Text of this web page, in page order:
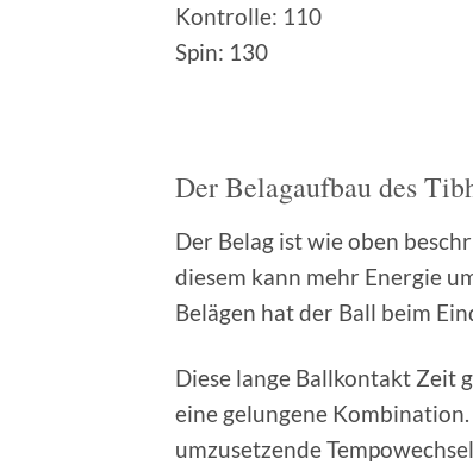
Kontrolle: 110
Spin: 130
Der Belagaufbau des
Der Belag ist wie oben
diesem kann mehr Energie
Belägen hat der Ball beim
Diese lange Ballkontakt Zeit
eine gelungene
umzusetzende